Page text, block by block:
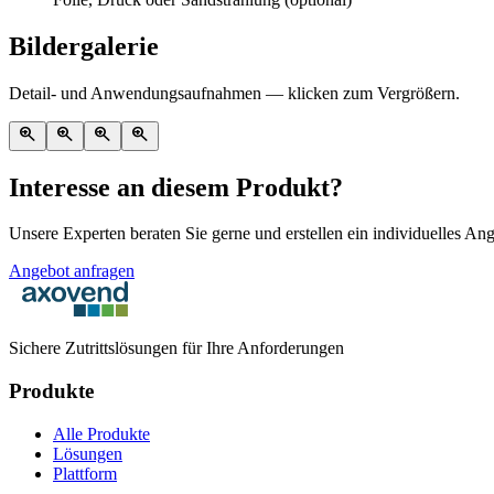
Bildergalerie
Detail- und Anwendungsaufnahmen — klicken zum Vergrößern.
zoom_in zoom_in zoom_in zoom_in
Interesse an diesem Produkt?
Unsere Experten beraten Sie gerne und erstellen ein individuelles
Angebot anfragen
Sichere Zutrittslösungen für Ihre Anforderungen
Produkte
Alle Produkte
Lösungen
Plattform